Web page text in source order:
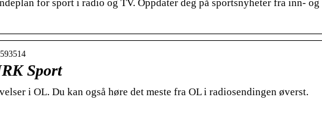
for sport i radio og TV. Oppdater deg på sportsnyheter fra inn- og
Sport
i OL. Du kan også høre det meste fra OL i radiosendingen øverst.